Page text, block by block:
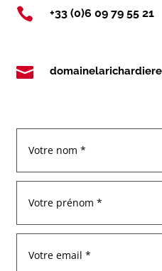
 +33 (0)6 09 79 55 21
